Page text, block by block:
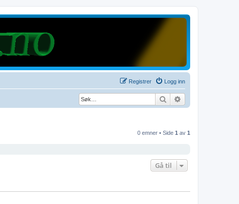
Logg inn
Registrer
Søk
0 emner • Side 1 av 1
Gå til